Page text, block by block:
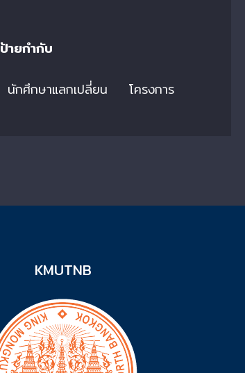
ป้ายกำกับ
นักศึกษาแลกเปลี่ยน โครงการ
KMUTNB